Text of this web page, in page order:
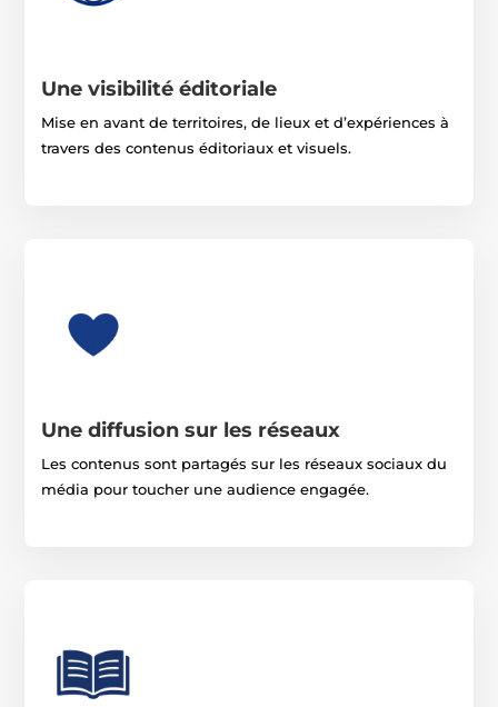
Une visibilité éditoriale
Mise en avant de territoires, de lieux et d’expériences à
travers des contenus éditoriaux et visuels.
Une diffusion sur les réseaux
Les contenus sont partagés sur les réseaux sociaux du
média pour toucher une audience engagée.